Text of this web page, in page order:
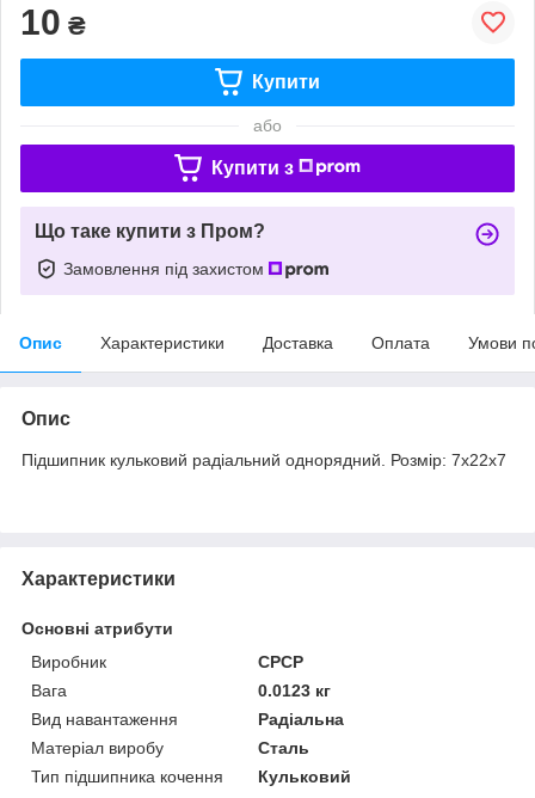
10 ₴
Купити
або
Купити з
Що таке купити з Пром?
Замовлення під захистом
Опис Характеристики Доставка Оплата Умови
Опис
Підшипник кульковий радіальний однорядний. Розмір: 7х22х7
Характеристики
Основні атрибути
Виробник
СРСР
Вага
0.0123 кг
Вид навантаження
Радіальна
Матеріал виробу
Сталь
Тип підшипника кочення
Кульковий